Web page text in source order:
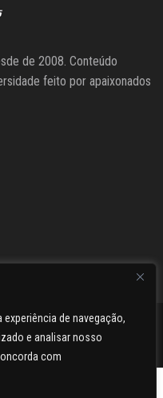
de navegação,
e analisar nosso
com
de 2008. Conteúdo
feito por apaixonados